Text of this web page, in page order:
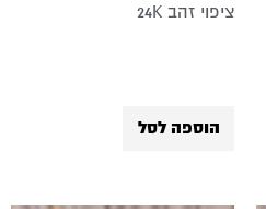
ציפוי זהב 24K
הוספה לסל